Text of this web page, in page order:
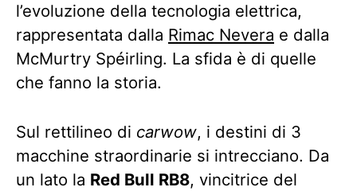
l’evoluzione della tecnologia elettrica,
rappresentata dalla Rimac Nevera e dalla
McMurtry Spéirling. La sfida è di quelle
che fanno la storia.
Sul rettilineo di carwow, i destini di 3
macchine straordinarie si intrecciano. Da
un lato la Red Bull RB8, vincitrice del